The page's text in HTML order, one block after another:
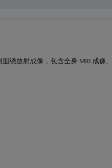
绕放射成像，包含全身 MRI 成像